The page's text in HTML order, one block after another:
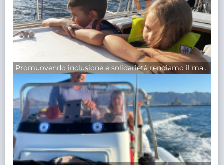
Promuovendo inclusione e solidarietà rendiamo il mare accessibile a tutti